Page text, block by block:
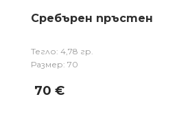
Сребърен пръстен
Тегло: 4,78 гр.
Размер: 70
70 €